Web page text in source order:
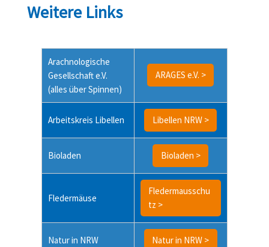
Weitere Links
Arachnologische
Gesellschaft e.V.
(alles über Spinnen)
ARAGES e.V. >
Arbeitskreis Libellen Libellen NRW >
Bioladen Bioladen >
Fledermäuse
Fledermausschu
tz >
Natur in NRW Natur in NRW >